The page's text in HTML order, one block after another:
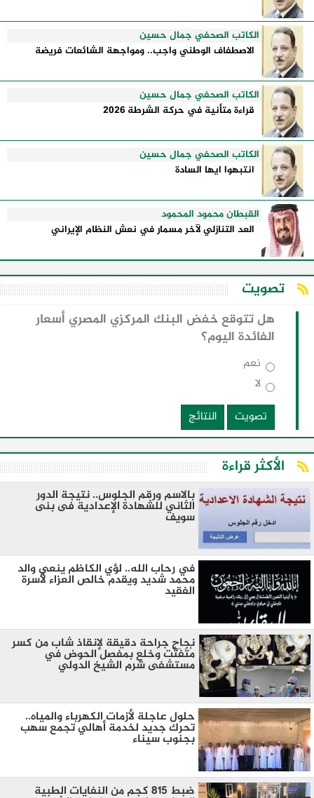
الكاتب الصحفي جمال حسين
الاصطفاف الوطني واجب.. ومواجهة الشائعات فريضة
الكاتب الصحفي جمال حسين
قراءة متأنية في حركة الشرطة 2026
الكاتب الصحفي جمال حسين
انتبهوا ايها السادة
القبطان محمود المحمود
العد التنازلي لآخر مسمار في نعش النظام الإيراني
تصويت
هل تتوقع خفض البنك المركزي المصري أسعار
الفائدة اليوم؟
نعم
لا
تصويت
النتائج
الأكثر قراءة
بالاسم ورقم الجلوس.. نتيجة الدور
الثاني للشهادة الإعدادية فى بنى
سويف
في رحاب الله.. لؤي الكاظم ينعي والد
محمد شديد ويقدم خالص العزاء لأسرة
الفقيد
نجاح جراحة دقيقة لإنقاذ شاب من كسر
مُتَفَتِّت وخلع بمفصل الحوض في
مستشفى شرم الشيخ الدولي
حلول عاجلة لأزمات الكهرباء والمياه..
تحرك جديد لخدمة أهالي تجمع سهب
بجنوب سيناء
ضبط 815 كجم من النفايات الطبية